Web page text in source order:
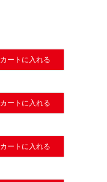
カートに入れる
カートに入れる
カートに入れる